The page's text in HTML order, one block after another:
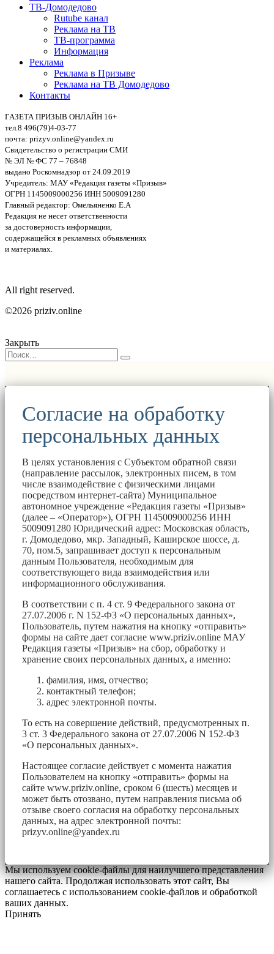
ТВ-Домодедово
Rutube канал
Реклама на ТВ
ТВ-программа
Информация
Реклама
Реклама в Призыве
Реклама на ТВ Домодедово
Контакты
ГАЗЕТА ПРИЗЫВ ОНЛАЙН 16+
тел.8 496(79)4-03-77
почта: prizyv.online@yandex.ru
Свидетельство о регистрации СМИ
№ ЭЛ № ФС 77 – 76848
выдано Роскомнадзор от 24.09.2019
Учредитель: МАУ «Редакция газеты «Призыв»
ОГРН 1145009000256 ИНН 5009091280
Главный редактор: Омельяненко Е.А
Редакция не несет ответственности
за достоверность информации,
содержащейся в рекламных объявлениях
и материалах.
All right reserved.
©2026 priziv.online
Закрыть
Согласие на обработку
персональных данных
В целях установления с Субъектом обратной связи
(направление рассылок, электронных писем, в том
числе взаимодействие с физическими лицами
посредством интернет-сайта) Муниципальное
автономное учреждение «Редакция газеты «Призыв»
(далее – «Оператор»), ОГРН 1145009000256 ИНН
5009091280 Юридический адрес: Московская область,
г. Домодедово, мкр. Западный, Каширское шоссе, д.
70, пом.5, запрашивает доступ к персональным
данным Пользователя, необходимым для
соответствующего вида взаимодействия или
информационного обслуживания.
В соответствии с п. 4 ст. 9 Федерального закона от
27.07.2006 г. N 152-ФЗ «О персональных данных»,
Пользователь, путем нажатия на кнопку «отправить»
формы на сайте дает согласие www.priziv.online МАУ
Редакция газеты «Призыв» на сбор, обработку и
хранение своих персональных данных, а именно:
фамилия, имя, отчество;
контактный телефон;
адрес электронной почты.
То есть на совершение действий, предусмотренных п.
3 ст. 3 Федерального закона от 27.07.2006 N 152-ФЗ
«О персональных данных».
Настоящее согласие действует с момента нажатия
Пользователем на кнопку «отправить» формы на
сайте www.priziv.online, сроком 6 (шесть) месяцев и
может быть отозвано, путем направления письма об
отзыве своего согласия на обработку персональных
данных, на адрес электронной почты:
prizyv.online@yandex.ru
Мы используем cookie-файлы для наилучшего представления
нашего сайта. Продолжая использовать этот сайт, Вы
соглашаетесь с использованием cookie-файлов и обработкой
ваших данных.
Принять